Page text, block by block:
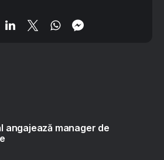
angajează manager de